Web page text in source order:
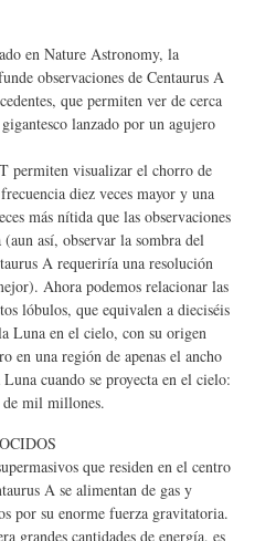
en Nature Astronomy, la
observaciones de Centaurus A
que permiten ver de cerca
lanzado por un agujero
permiten visualizar el chorro de
diez veces mayor y una
más nítida que las observaciones
(aun así, observar la sombra del
A requeriría una resolución
Ahora podemos relacionar las
lóbulos, que equivalen a dieciséis
Luna en el cielo, con su origen
en una región de apenas el ancho
cuando se proyecta en el cielo:
mil millones.
que residen en el centro
A se alimentan de gas y
por su enorme fuerza gravitatoria.
grandes cantidades de energía, es